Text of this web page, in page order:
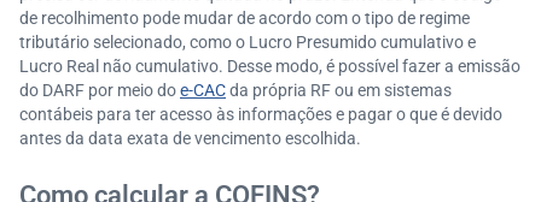
de recolhimento pode mudar de acordo com o tipo de regime
tributário selecionado, como o Lucro Presumido cumulativo e
Lucro Real não cumulativo. Desse modo, é possível fazer a emissão
do DARF por meio doe-CACda própria RF ou em sistemas
contábeis para ter acesso às informações e pagar o que é devido
antes da data exata de vencimento escolhida.
Como calcular a COFINS?